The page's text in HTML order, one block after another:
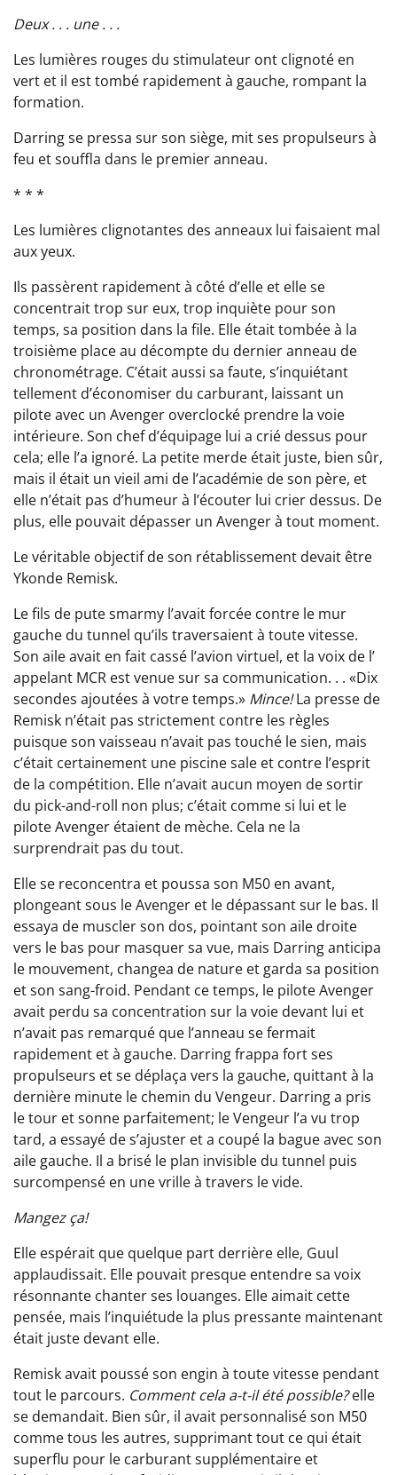
Deux . . . une . . .
Les lumières rouges du stimulateur ont clignoté en
vert et il est tombé rapidement à gauche, rompant la
formation.
Darring se pressa sur son siège, mit ses propulseurs à
feu et souffla dans le premier anneau.
* * *
Les lumières clignotantes des anneaux lui faisaient mal
aux yeux.
Ils passèrent rapidement à côté d’elle et elle se
concentrait trop sur eux, trop inquiète pour son
temps, sa position dans la file. Elle était tombée à la
troisième place au décompte du dernier anneau de
chronométrage. C’était aussi sa faute, s’inquiétant
tellement d’économiser du carburant, laissant un
pilote avec un Avenger overclocké prendre la voie
intérieure. Son chef d’équipage lui a crié dessus pour
cela; elle l’a ignoré. La petite merde était juste, bien sûr,
mais il était un vieil ami de l’académie de son père, et
elle n’était pas d’humeur à l’écouter lui crier dessus. De
plus, elle pouvait dépasser un Avenger à tout moment.
Le véritable objectif de son rétablissement devait être
Ykonde Remisk.
Le fils de pute smarmy l’avait forcée contre le mur
gauche du tunnel qu’ils traversaient à toute vitesse.
Son aile avait en fait cassé l’avion virtuel, et la voix de l’
appelant MCR est venue sur sa communication. . . «Dix
secondes ajoutées à votre temps.» Mince!La presse de
Remisk n’était pas strictement contre les règles
puisque son vaisseau n’avait pas touché le sien, mais
c’était certainement une piscine sale et contre l’esprit
de la compétition. Elle n’avait aucun moyen de sortir
du pick-and-roll non plus; c’était comme si lui et le
pilote Avenger étaient de mèche. Cela ne la
surprendrait pas du tout.
Elle se reconcentra et poussa son M50 en avant,
plongeant sous le Avenger et le dépassant sur le bas. Il
essaya de muscler son dos, pointant son aile droite
vers le bas pour masquer sa vue, mais Darring anticipa
le mouvement, changea de nature et garda sa position
et son sang-froid. Pendant ce temps, le pilote Avenger
avait perdu sa concentration sur la voie devant lui et
n’avait pas remarqué que l’anneau se fermait
rapidement et à gauche. Darring frappa fort ses
propulseurs et se déplaça vers la gauche, quittant à la
dernière minute le chemin du Vengeur. Darring a pris
le tour et sonne parfaitement; le Vengeur l’a vu trop
tard, a essayé de s’ajuster et a coupé la bague avec son
aile gauche. Il a brisé le plan invisible du tunnel puis
surcompensé en une vrille à travers le vide.
Mangez ça!
Elle espérait que quelque part derrière elle, Guul
applaudissait. Elle pouvait presque entendre sa voix
résonnante chanter ses louanges. Elle aimait cette
pensée, mais l’inquiétude la plus pressante maintenant
était juste devant elle.
Remisk avait poussé son engin à toute vitesse pendant
tout le parcours. Comment cela a-t-il été possible?elle
se demandait. Bien sûr, il avait personnalisé son M50
comme tous les autres, supprimant tout ce qui était
superflu pour le carburant supplémentaire et